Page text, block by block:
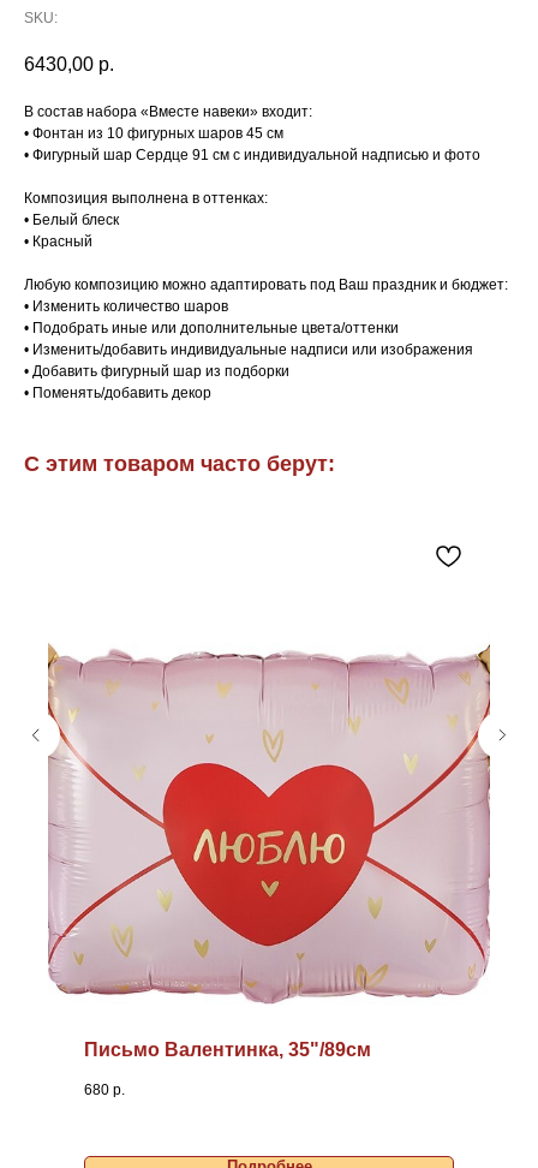
SKU:
6430,00 р.
В состав набора «Вместе навеки» входит:
• Фонтан из 10 фигурных шаров 45 см
• Фигурный шар Сердце 91 см с индивидуальной надписью и фото
Композиция выполнена в оттенках:
• Белый блеск
• Красный
Любую композицию можно адаптировать под Ваш праздник и бюджет:
• Изменить количество шаров
• Подобрать иные или дополнительные цвета/оттенки
• Изменить/добавить индивидуальные надписи или изображения
• Добавить фигурный шар из подборки
• Поменять/добавить декор
С этим товаром часто берут:
Письмо Валентинка, 35"/89см
680 р.